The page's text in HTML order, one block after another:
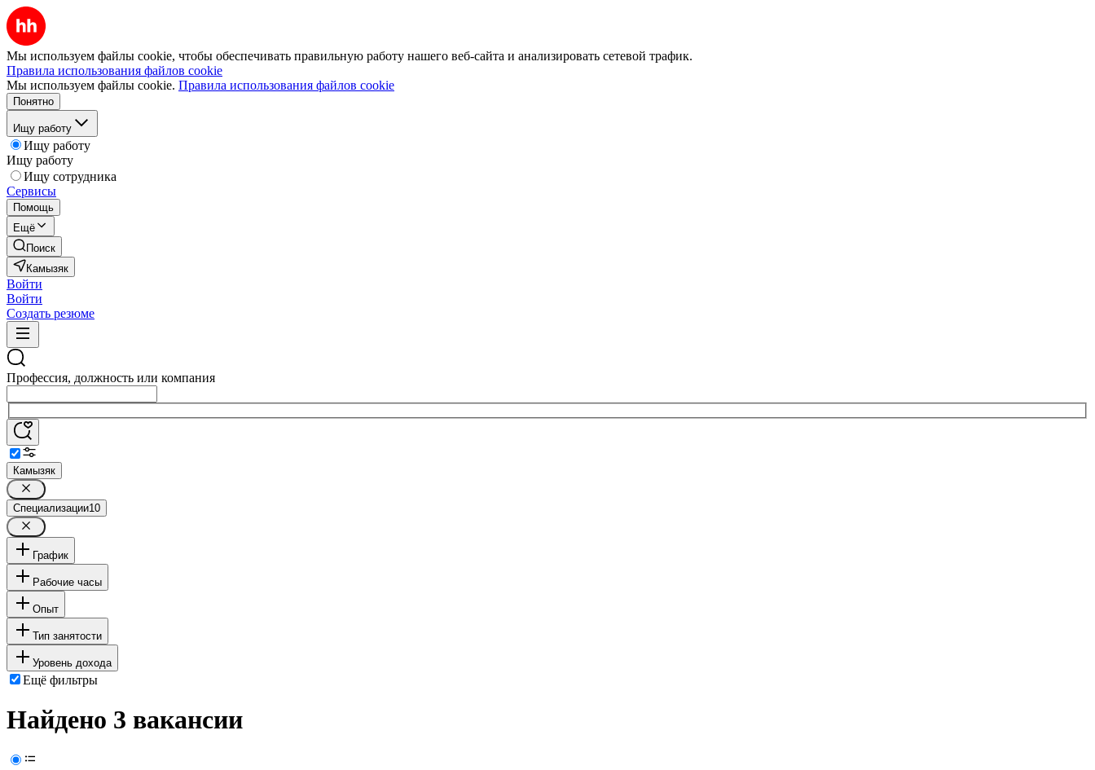
Мы используем файлы cookie, чтобы обеспечивать правильную работу нашего веб-сайта и анализировать сетевой трафик.
Правила использования файлов cookie
Мы используем файлы cookie. Правила использования файлов cookie
Понятно
Ищу работу
Ищу работу
Ищу работу
Ищу сотрудника
Сервисы
Помощь
Ещё
Поиск
Камызяк
Войти
Войти
Создать резюме
Профессия, должность или компания
Камызяк
Специализации10
График
Рабочие часы
Опыт
Тип занятости
Уровень дохода
Ещё фильтры
Найдено 3 вакансии